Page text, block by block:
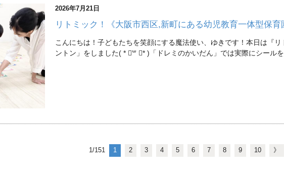
2026年7月21日
リトミック！《大阪市西区,新町にある幼児教育一体型保
こんにちは！子どもたちを笑顔にする魔法使い、ゆきです！本日は『
ントン」をしました( * ॑꒳ ॑* )「ドレミのかいだん」では実際にシール
1/151 1 2 3 4 5 6 7 8 9 10 》